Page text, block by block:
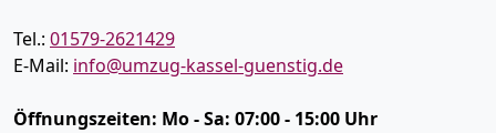
Tel.: 01579-2621429
E-Mail: info@umzug-kassel-guenstig.de
Öffnungszeiten: Mo - Sa: 07:00 - 15:00 Uhr